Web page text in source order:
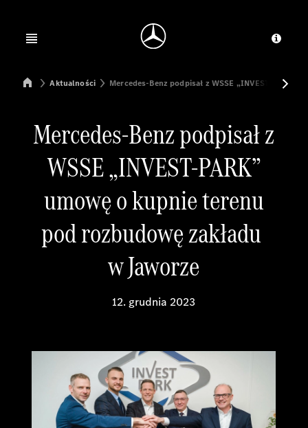
Open menu
Mercedes-Benz Manufacturing Poland
Aktualności Mercedes-Benz podpisał z WSSE „INVEST-
Mercedes-Benz podpisał z
WSSE „INVEST-PARK”
umowę o kupnie terenu
pod rozbudowę zakładu
w Jaworze
12. grudnia 2023